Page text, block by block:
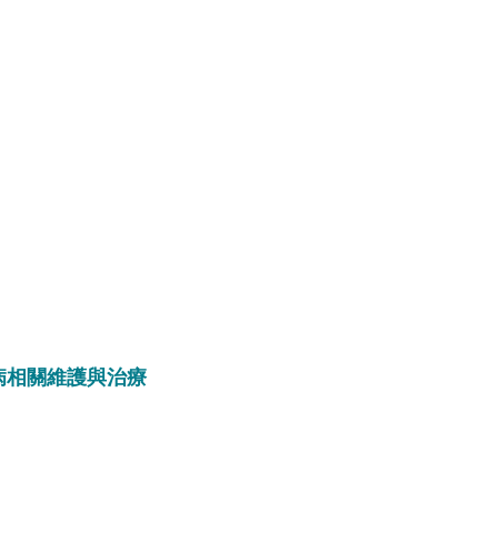
關維護與治療